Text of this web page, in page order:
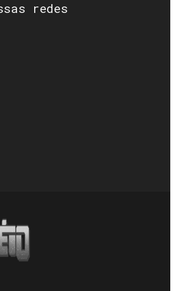
redes